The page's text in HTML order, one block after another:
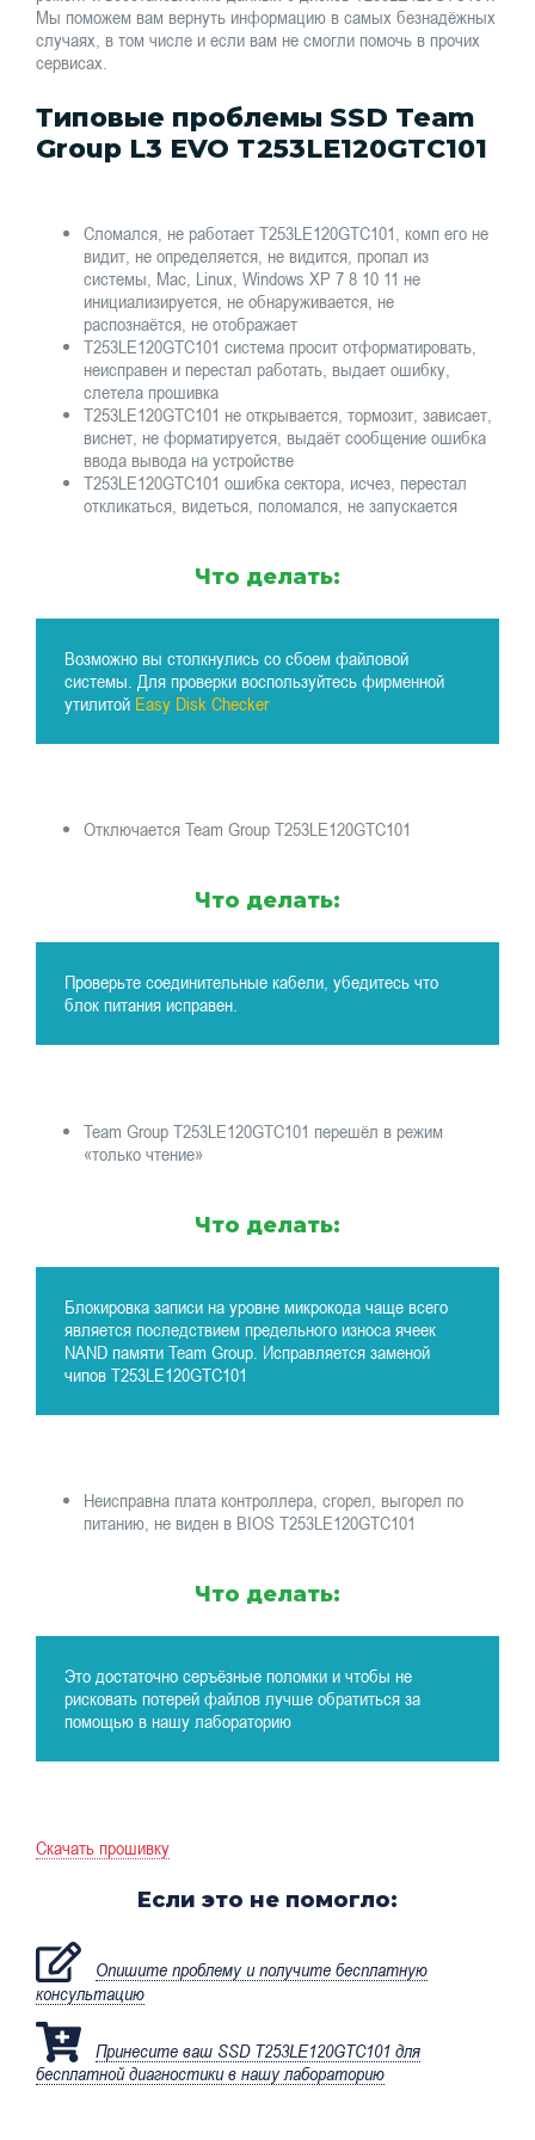
Мы поможем вам вернуть информацию в самых безнадёжных
случаях, в том числе и если вам не смогли помочь в прочих
сервисах.
Типовые проблемы SSD Team
Group L3 EVO T253LE120GTC101
Сломался, не работает T253LE120GTC101, комп его не
видит, не определяется, не видится, пропал из
системы, Mac, Linux, Windows XP 7 8 10 11 не
инициализируется, не обнаруживается, не
распознаётся, не отображает
T253LE120GTC101 система просит отформатировать,
неисправен и перестал работать, выдает ошибку,
слетела прошивка
T253LE120GTC101 не открывается, тормозит, зависает,
виснет, не форматируется, выдаёт сообщение ошибка
ввода вывода на устройстве
T253LE120GTC101 ошибка сектора, исчез, перестал
откликаться, видеться, поломался, не запускается
Что делать:
Возможно вы столкнулись со сбоем файловой
системы. Для проверки воспользуйтесь фирменной
утилитой Easy Disk Checker
Отключается Team Group T253LE120GTC101
Что делать:
Проверьте соединительные кабели, убедитесь что
блок питания исправен.
Team Group T253LE120GTC101 перешёл в режим
«только чтение»
Что делать:
Блокировка записи на уровне микрокода чаще всего
является последствием предельного износа ячеек
NAND памяти Team Group. Исправляется заменой
чипов T253LE120GTC101
Неисправна плата контроллера, сгорел, выгорел по
питанию, не виден в BIOS T253LE120GTC101
Что делать:
Это достаточно серъёзные поломки и чтобы не
рисковать потерей файлов лучше обратиться за
помощью в нашу лабораторию
Скачать прошивку
Если это не помогло:
Опишите проблему и получите бесплатную
консультацию
Принесите ваш SSD T253LE120GTC101 для
бесплатной диагностики в нашу лабораторию